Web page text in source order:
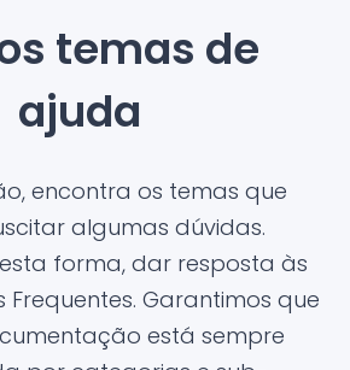
temas de
ajuda
encontra os temas que
algumas dúvidas.
forma, dar resposta às
Frequentes. Garantimos que
está sempre